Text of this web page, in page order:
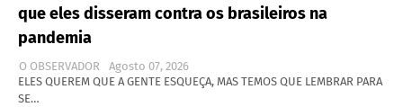
que eles disseram contra os brasileiros na
pandemia
O OBSERVADOR
Agosto 07, 2026
ELES QUEREM QUE A GENTE ESQUEÇA, MAS TEMOS QUE LEMBRAR PARA
SE…